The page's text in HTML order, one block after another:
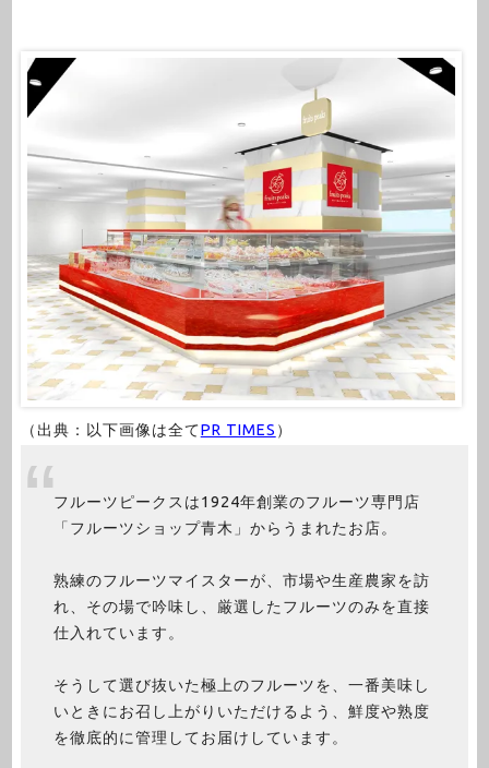
（出典：以下画像は全てPR TIMES ）
フルーツピークスは1924年創業のフルーツ専門店
「フルーツショップ青木」からうまれたお店。
熟練のフルーツマイスターが、市場や生産農家を訪
れ、その場で吟味し、厳選したフルーツのみを直接
仕入れています。
そうして選び抜いた極上のフルーツを、一番美味し
いときにお召し上がりいただけるよう、鮮度や熟度
を徹底的に管理してお届けしています。